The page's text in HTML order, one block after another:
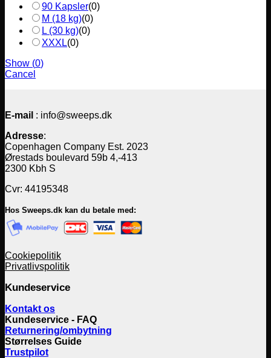
90 Kapsler(0)
M (18 kg)(0)
L (30 kg)(0)
XXXL(0)
Show (0)
Cancel
E-mail : info@sweeps.dk
Adresse:
Copenhagen Company Est. 2023
Ørestads boulevard 59b 4,-413
2300 Kbh S
Cvr: 44195348
Hos Sweeps.dk kan du betale med:
Cookiepolitik
Privatlivspolitik
Kundeservice
Kontakt os
Kundeservice - FAQ
Returnering/ombytning
Størrelses Guide
Trustpilot